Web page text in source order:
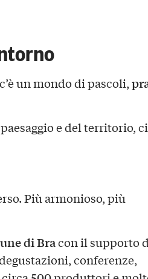
un mondo di pascoli,
paesaggio e del territorio, ci
Più armonioso, più
di Bracon il supporto
conferenze,